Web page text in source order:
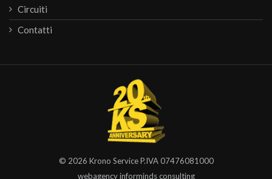
Circuiti
Contatti
© 2026 Krono ServiceP.IVA 07476081000
webagency informinds consulting